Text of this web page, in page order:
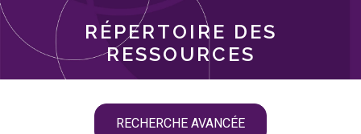
langue
RÉPERTOIRE DES
RESSOURCES
RECHERCHE AVANCÉE